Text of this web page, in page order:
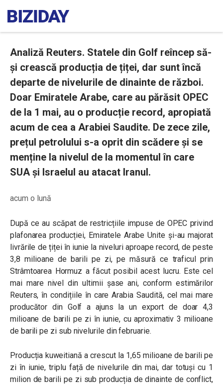
Analiză Reuters. Statele din Golf reîncep să-
și crească producția de țiței, dar sunt încă
departe de nivelurile de dinainte de război.
Doar Emiratele Arabe, care au părăsit OPEC
de la 1 mai, au o producție record, apropiată
acum de cea a Arabiei Saudite. De zece zile,
prețul petrolului s-a oprit din scădere și se
menține la nivelul de la momentul în care
SUA și Israelul au atacat Iranul.
acum o lună
După ce au scăpat de restricțiile impuse de OPEC privind
plafonarea producției, Emiratele Arabe Unite și-au majorat
livrările de țiței în iunie la niveluri aproape record, de peste
3,8 milioane de barili pe zi, pe măsură ce traficul prin
Strâmtoarea Hormuz a făcut posibil acest lucru. Este cel
mai mare nivel din ultimii șase ani, conform estimărilor
Reuters, în condițiile în care Arabia Saudită, cel mai mare
producător din Golf a ajuns la un export de doar 4,3
milioane de barili pe zi în iunie, cu aproximativ 3 milioane
de barili pe zi sub nivelurile din februarie.
Producția kuweitiană a crescut la 1,65 milioane de barili pe
zi în iunie, triplu față de nivelurile din mai, dar totuși cu 1
milion de barili pe zi sub producția de dinainte de conflict,